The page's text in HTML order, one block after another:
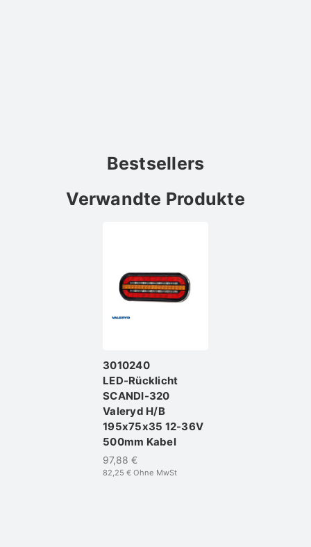
Bestsellers
Verwandte Produkte
3010240
LED-Rücklicht
SCANDI-320
Valeryd H/B
195x75x35 12-36V
500mm Kabel
97,88 €
82,25 € Ohne MwSt